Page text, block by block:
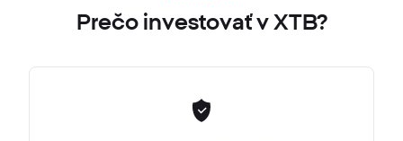
Prečo investovať v XTB?